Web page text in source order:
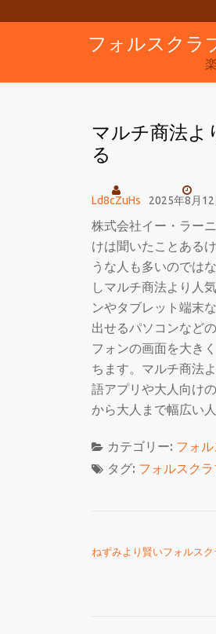
テ
フォルスクラ
マルチ商法よ
る
Ld8cZuHs 2025年8月12
株式会社イー・ラー
けは聞いたことある
うな人も多いのでは
しマルチ商法より人
ンやタブレット端末
出せるパソコンなど
フォンの画面を大き
ちます。マルチ商法
語アプリや大人向け
から大人まで幅広い
カテゴリー: フォ
タグ: フォルスク
ねずみより賢いフォルス